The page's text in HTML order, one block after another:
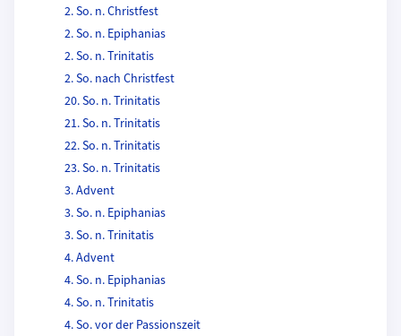
2. So. n. Christfest
2. So. n. Epiphanias
2. So. n. Trinitatis
2. So. nach Christfest
20. So. n. Trinitatis
21. So. n. Trinitatis
22. So. n. Trinitatis
23. So. n. Trinitatis
3. Advent
3. So. n. Epiphanias
3. So. n. Trinitatis
4. Advent
4. So. n. Epiphanias
4. So. n. Trinitatis
4. So. vor der Passionszeit